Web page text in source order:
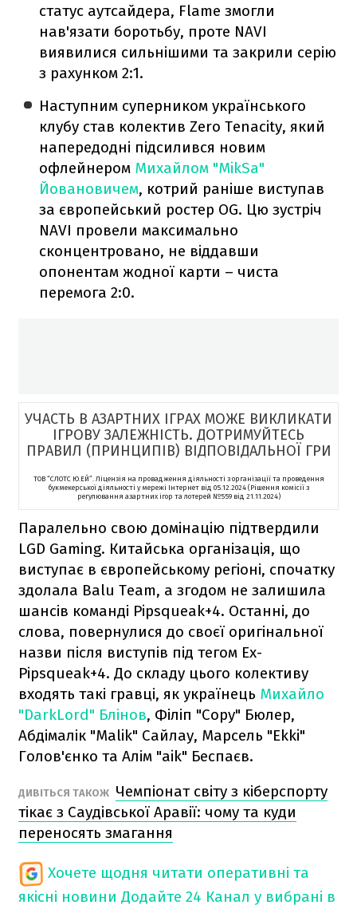
статус аутсайдера, Flame змогли
нав'язати боротьбу, проте NAVI
виявилися сильнішими та закрили серію
з рахунком 2:1.
Наступним суперником українського
клубу став колектив Zero Tenacity, який
напередодні підсилився новим
офлейнером Михайлом "MikSa"
Йовановичем, котрий раніше виступав
за європейський ростер OG. Цю зустріч
NAVI провели максимально
сконцентровано, не віддавши
опонентам жодної карти – чиста
перемога 2:0.
УЧАСТЬ В АЗАРТНИХ ІГРАХ МОЖЕ ВИКЛИКАТИ
ІГРОВУ ЗАЛЕЖНІСТЬ. ДОТРИМУЙТЕСЬ
ПРАВИЛ (ПРИНЦИПІВ) ВІДПОВІДАЛЬНОЇ ГРИ
ТОВ “СЛОТС Ю.ЕЙ”. Ліцензія на провадження діяльності з організації та проведення
букмекерської діяльності у мережі Інтернет від 05.12.2024 (Рішення комісії з
регулювання азартних ігор та лотерей №559 від 21.11.2024)
Паралельно свою домінацію підтвердили
LGD Gaming. Китайська організація, що
виступає в європейському регіоні, спочатку
здолала Balu Team, а згодом не залишила
шансів команді Pipsqueak+4. Останні, до
слова, повернулися до своєї оригінальної
назви після виступів під тегом Ex-
Pipsqueak+4. До складу цього колективу
входять такі гравці, як українець Михайло
"DarkLord" Блінов, Філіп "Copy" Бюлер,
Абдімалік "Malik" Сайлау, Марсель "Ekki"
Голов'єнко та Алім "aik" Беспаєв.
ДИВІТЬСЯ ТАКОЖ Чемпіонат світу з кіберспорту
тікає з Саудівської Аравії: чому та куди
переносять змагання
Хочете щодня читати оперативні та
якісні новини Додайте 24 Канал у вибрані в